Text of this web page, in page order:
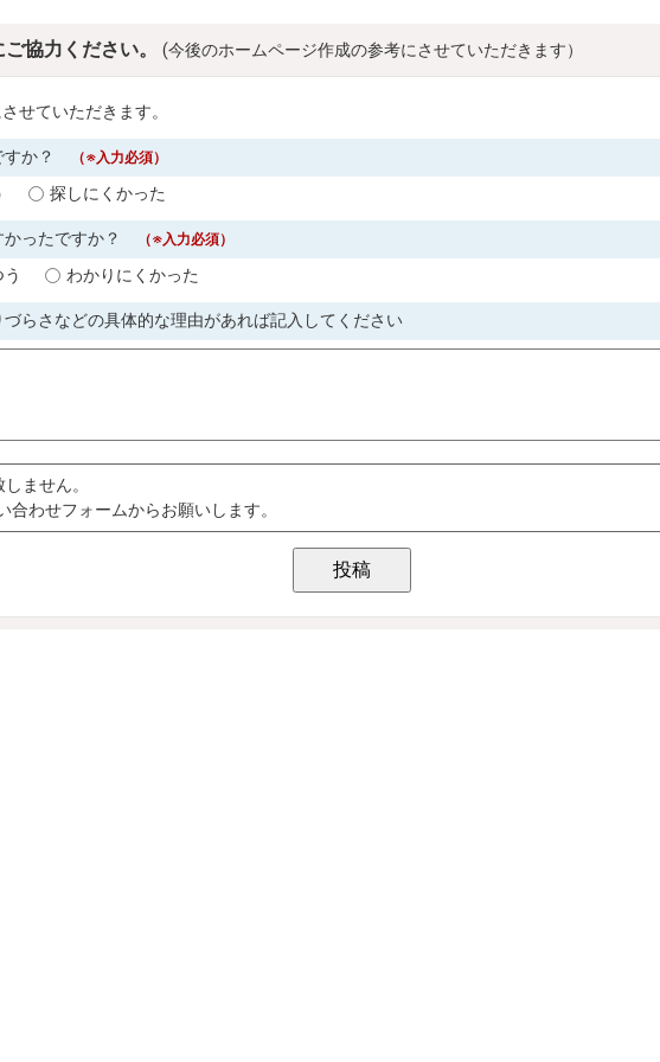
協力ください。 (今後のホームページ作成の参考にさせていただきます）
せていただきます。
すか？ （※入力必須）
探しにくかった
かったですか？ （※入力必須）
わかりにくかった
らさなどの具体的な理由があれば記入してください
ません。
わせフォームからお願いします。